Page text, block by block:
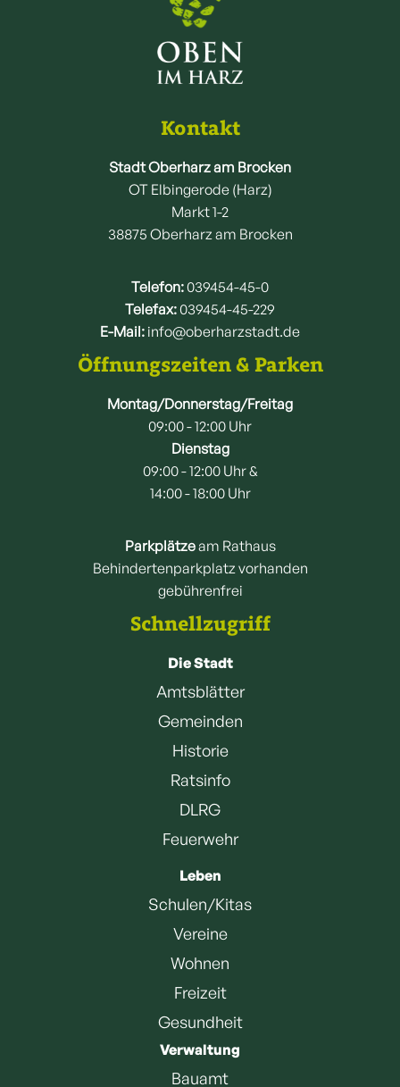
Kontakt
Stadt Oberharz am Brocken
OT Elbingerode (Harz)
Markt 1-2
38875 Oberharz am Brocken
Telefon:039454-45-0
Telefax:039454-45-229
E-Mail: info@oberharzstadt.de
Öffnungszeiten & Parken
Montag/Donnerstag/Freitag
09:00 - 12:00 Uhr
Dienstag
09:00 - 12:00 Uhr &
14:00 - 18:00 Uhr
Parkplätzeam Rathaus
Behindertenparkplatz vorhanden
gebührenfrei
Schnellzugriff
Die Stadt
Amtsblätter
Gemeinden
Historie
Ratsinfo
DLRG
Feuerwehr
Leben
Schulen/Kitas
Vereine
Wohnen
Freizeit
Gesundheit
Verwaltung
Bauamt